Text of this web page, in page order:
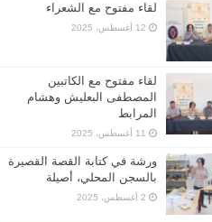
لقاء مفتوح مع الشعراء
12 أغسطس، 2025
لقاء مفتوح مع الكاتبين
المصطفى البعليش وهشام
المرابط
11 أغسطس، 2025
ورشة في كتابة القصة القصيرة
بالسجن المحلي، أصيلة
2 أغسطس، 2025